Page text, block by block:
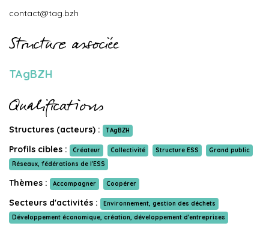
contact@tag.bzh
Structure associée
TAgBZH
Qualifications
Structures (acteurs) : TAgBZH
Profils cibles : Créateur Collectivité Structure ESS
Grand public
Réseaux, fédérations de l'ESS
Thèmes : Accompagner Coopérer
Secteurs d'activités :
Environnement, gestion des déchets
Développement économique, création, développement d'entreprises